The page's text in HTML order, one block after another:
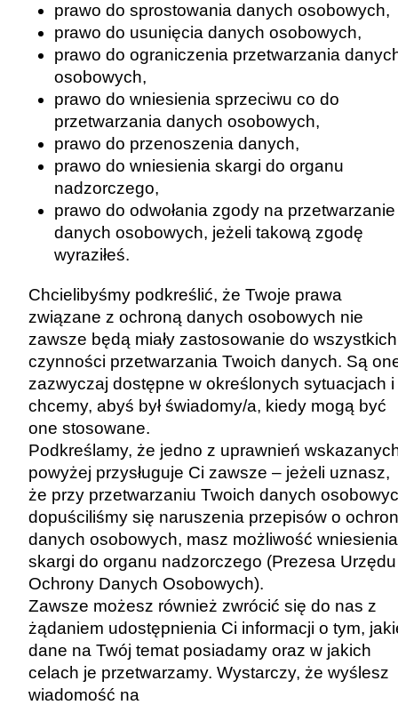
prawo do sprostowania danych osobowych,
prawo do usunięcia danych osobowych,
prawo do ograniczenia przetwarzania
osobowych,
prawo do wniesienia sprzeciwu co do
przetwarzania danych osobowych,
prawo do przenoszenia danych,
prawo do wniesienia skargi do organu
nadzorczego,
prawo do odwołania zgody na przetwarzanie
danych osobowych, jeżeli takową zgodę
wyraziłeś.
Chcielibyśmy podkreślić, że Twoje prawa
związane z ochroną danych osobowych nie
zawsze będą miały zastosowanie do wszystkich
czynności przetwarzania Twoich danych. Są
zazwyczaj dostępne w określonych sytuacjach i
chcemy, abyś był świadomy/a, kiedy mogą być
one stosowane.
Podkreślamy, że jedno z uprawnień
powyżej przysługuje Ci zawsze – jeżeli uznasz,
że przy przetwarzaniu Twoich danych
dopuściliśmy się naruszenia przepisów o
danych osobowych, masz możliwość wniesienia
skargi do organu nadzorczego (Prezesa Urzędu
Ochrony Danych Osobowych).
Zawsze możesz również zwrócić się do nas z
żądaniem udostępnienia Ci informacji o tym,
dane na Twój temat posiadamy oraz w jakich
celach je przetwarzamy. Wystarczy, że wyślesz
wiadomość na